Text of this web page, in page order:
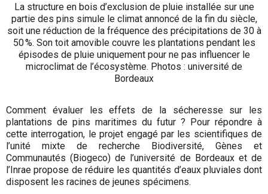
La structure en bois d’exclusion de pluie installée sur une
partie des pins simule le climat annoncé de la fin du siècle,
soit une réduction de la fréquence des précipitations de 30 à
50 %. Son toit amovible couvre les plantations pendant les
épisodes de pluie uniquement pour ne pas influencer le
microclimat de l’écosystème. Photos : université de
Bordeaux
Comment évaluer les effets de la sécheresse sur les
plantations de pins mari­times du futur ? Pour répondre à
cette interrogation, le projet engagé par les scientifiques de
l’unité mixte de recherche Biodiversité, Gènes et
Communautés (Biogeco) de l’université de Bordeaux et de
l’Inrae propose de réduire les quantités d’eaux pluviales dont
disposent les racines de jeunes spécimens.